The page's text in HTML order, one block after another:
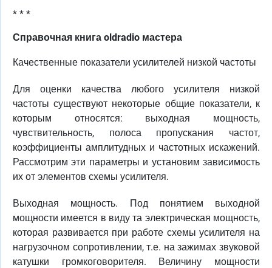
* * *
Справочная книга oldradio мастера
Качественные показатели усилителей низкой частоты
Для оценки качества любого усилителя низкой
частоты существуют некоторые общие показатели, к
которым относятся: выходная мощность,
чувствительность, полоса пропускания частот,
коэффициенты амплитудных и частотных искажений.
Рассмотрим эти параметры и установим зависимость
их от элементов схемы усилителя.
Выходная мощность. Под понятием выходной
мощности имеется в виду та электрическая мощность,
которая развивается при работе схемы усилителя на
нагрузочном сопротивлении, т.е. на зажимах звуковой
катушки громкоговорителя. Величину мощности